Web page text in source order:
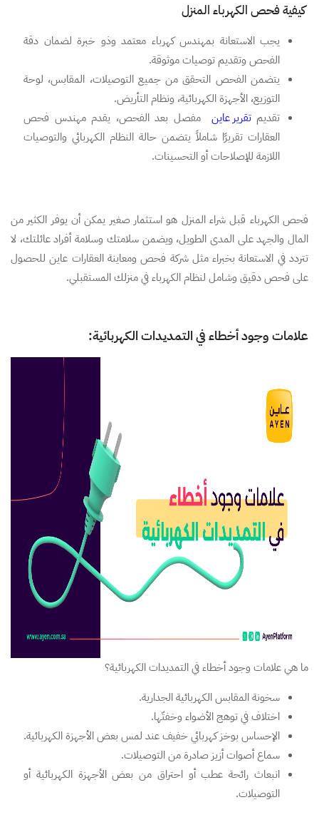
كيفية فحص الكهرباء المنزل
يجب الاستعانة بمهندس كهرباء معتمد وذو خبرة لضمان دقة
الفحص وتقديم توصيات موثوقة.
يتضمن الفحص التحقق من جميع التوصيلات، المقابس، لوحة
التوزيع، الأجهزة الكهربائية، ونظام التأريض.
تقديمتقرير عاين مفصل بعد الفحص، يقدم مهندس فحص
العقارات تقريرًا شاملاً يتضمن حالة النظام الكهربائي والتوصيات
اللازمة للإصلاحات أو التحسينات.
فحص الكهرباء قبل شراء المنزل هو استثمار صغير يمكن أن يوفر الكثير من
المال والجهد على المدى الطويل، ويضمن سلامتك وسلامة أفراد عائلتك، لا
تتردد في الاستعانة بخبراء مثل شركة فحص ومعاينة العقارات عاين للحصول
على فحص دقيق وشامل لنظام الكهرباء في منزلك المستقبلي.
علامات وجود أخطاء في التمديدات الكهربائية:
ما هي علامات وجود أخطاء في التمديدات الكهربائية؟
سخونة المقابس الكهربائية الجدارية.
اختلاف في توهج الأضواء وخفتّها.
الإحساس بوخز كهربائي خفيف عند لمس بعض الأجهزة الكهربائية.
سماع أصوات أزيز صادرة من التوصيلات.
انبعاث رائحة عطب أو احتراق من بعض الأجهزة الكهربائية أو
التوصيلات.